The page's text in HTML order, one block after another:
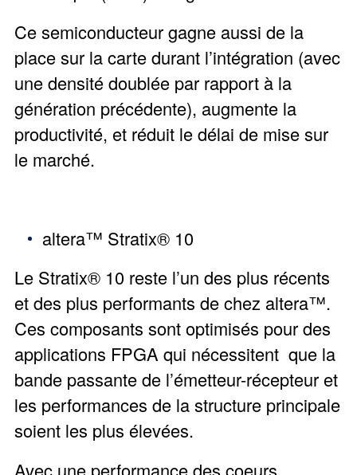
Ce semiconducteur gagne aussi de la
place sur la carte durant l’intégration (avec
une densité doublée par rapport à la
génération précédente), augmente la
productivité, et réduit le délai de mise sur
le marché.
altera™ Stratix® 10
Le Stratix® 10 reste l’un des plus récents
et des plus performants de chez altera™.
Ces composants sont optimisés pour des
applications FPGA qui nécessitent que la
bande passante de l’émetteur-récepteur et
les performances de la structure principale
soient les plus élevées.
Avec une performance des coeurs